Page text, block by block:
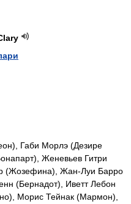
Габи Морлэ (Дезире
Женевьев Гитри
(Жозефина), Жан-Луи Барро
(Бернадот), Иветт Лебон
Морис Тейнак (Мармон),